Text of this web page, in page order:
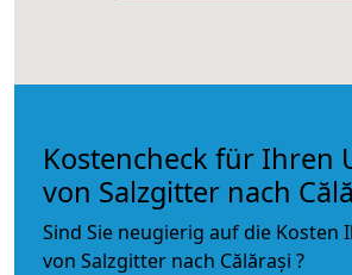
Kostencheck für Ihren
von Salzgitter nach
Sind Sie neugierig auf die Kosten
von Salzgitter nach Călărași ?